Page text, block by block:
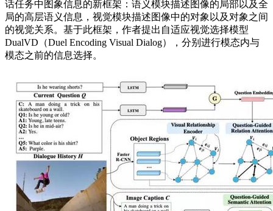
话任务中图象信息的新框架：语义模块描述图像的局部以及全
局的高层语义信息，视觉模块描述图像中的对象以及对象之间
的视觉关系。基于此框架，作者提出自适应视觉选择模型
DualVD（Duel Encoding Visual Dialog），分别进行模态内与
模态之前的信息选择。